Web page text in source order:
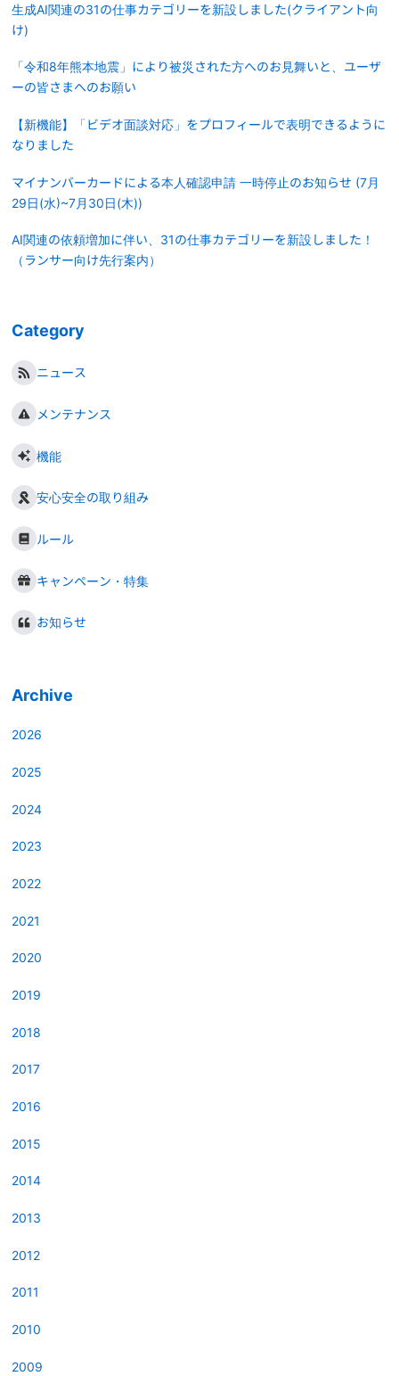
生成AI関連の31の仕事カテゴリーを新設しました(クライアント向
け)
「令和8年熊本地震」により被災された方へのお見舞いと、ユーザ
ーの皆さまへのお願い
【新機能】「ビデオ面談対応」をプロフィールで表明できるように
なりました
マイナンバーカードによる本人確認申請 一時停止のお知らせ (7月
29日(水)~7月30日(木))
AI関連の依頼増加に伴い、31の仕事カテゴリーを新設しました！
（ランサー向け先行案内）
Category
ニュース
メンテナンス
機能
安心安全の取り組み
ルール
キャンペーン・特集
お知らせ
Archive
2026
2025
2024
2023
2022
2021
2020
2019
2018
2017
2016
2015
2014
2013
2012
2011
2010
2009